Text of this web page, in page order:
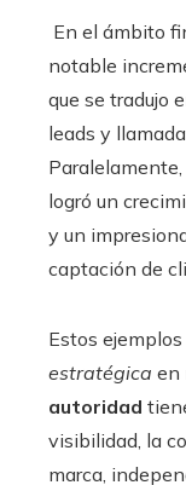
En el ámbito
notable
que se tradujo
leads y
logró un
y un
captación de
Estos
estratégica en
autoridad
visibilidad, la
marca,